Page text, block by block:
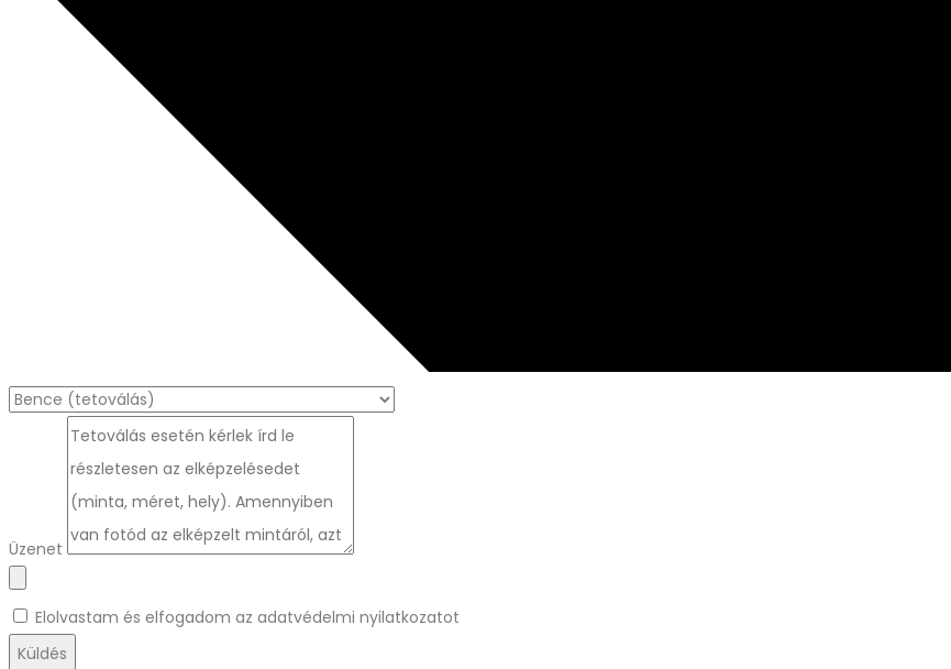
Üzenet
Elolvastam és elfogadom az adatvédelmi nyilatkozatot
Küldés